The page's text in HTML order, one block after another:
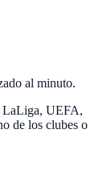
al minuto.
LaLiga, UEFA,
de los clubes o